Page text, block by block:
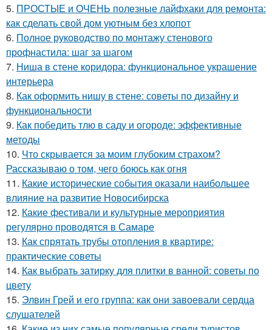
5. ПРОСТЫЕ и ОЧЕНЬ полезные лайфхаки для ремонта:
как сделать свой дом уютным без хлопот
6. Полное руководство по монтажу стенового
профнастила: шаг за шагом
7. Ниша в стене коридора: функциональное украшение
интерьера
8. Как оформить нишу в стене: советы по дизайну и
функциональности
9. Как победить тлю в саду и огороде: эффективные
методы
10. Что скрывается за моим глубоким страхом?
Рассказываю о том, чего боюсь как огня
11. Какие исторические события оказали наибольшее
влияние на развитие Новосибирска
12. Какие фестивали и культурные мероприятия
регулярно проводятся в Самаре
13. Как спрятать трубы отопления в квартире:
практические советы
14. Как выбрать затирку для плитки в ванной: советы по
цвету
15. Элвин Грей и его группа: как они завоевали сердца
слушателей